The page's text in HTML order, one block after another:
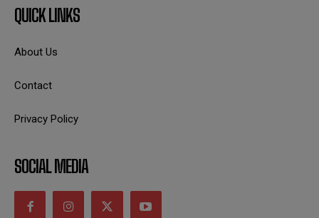
QUICK LINKS
About Us
Contact
Privacy Policy
SOCIAL MEDIA